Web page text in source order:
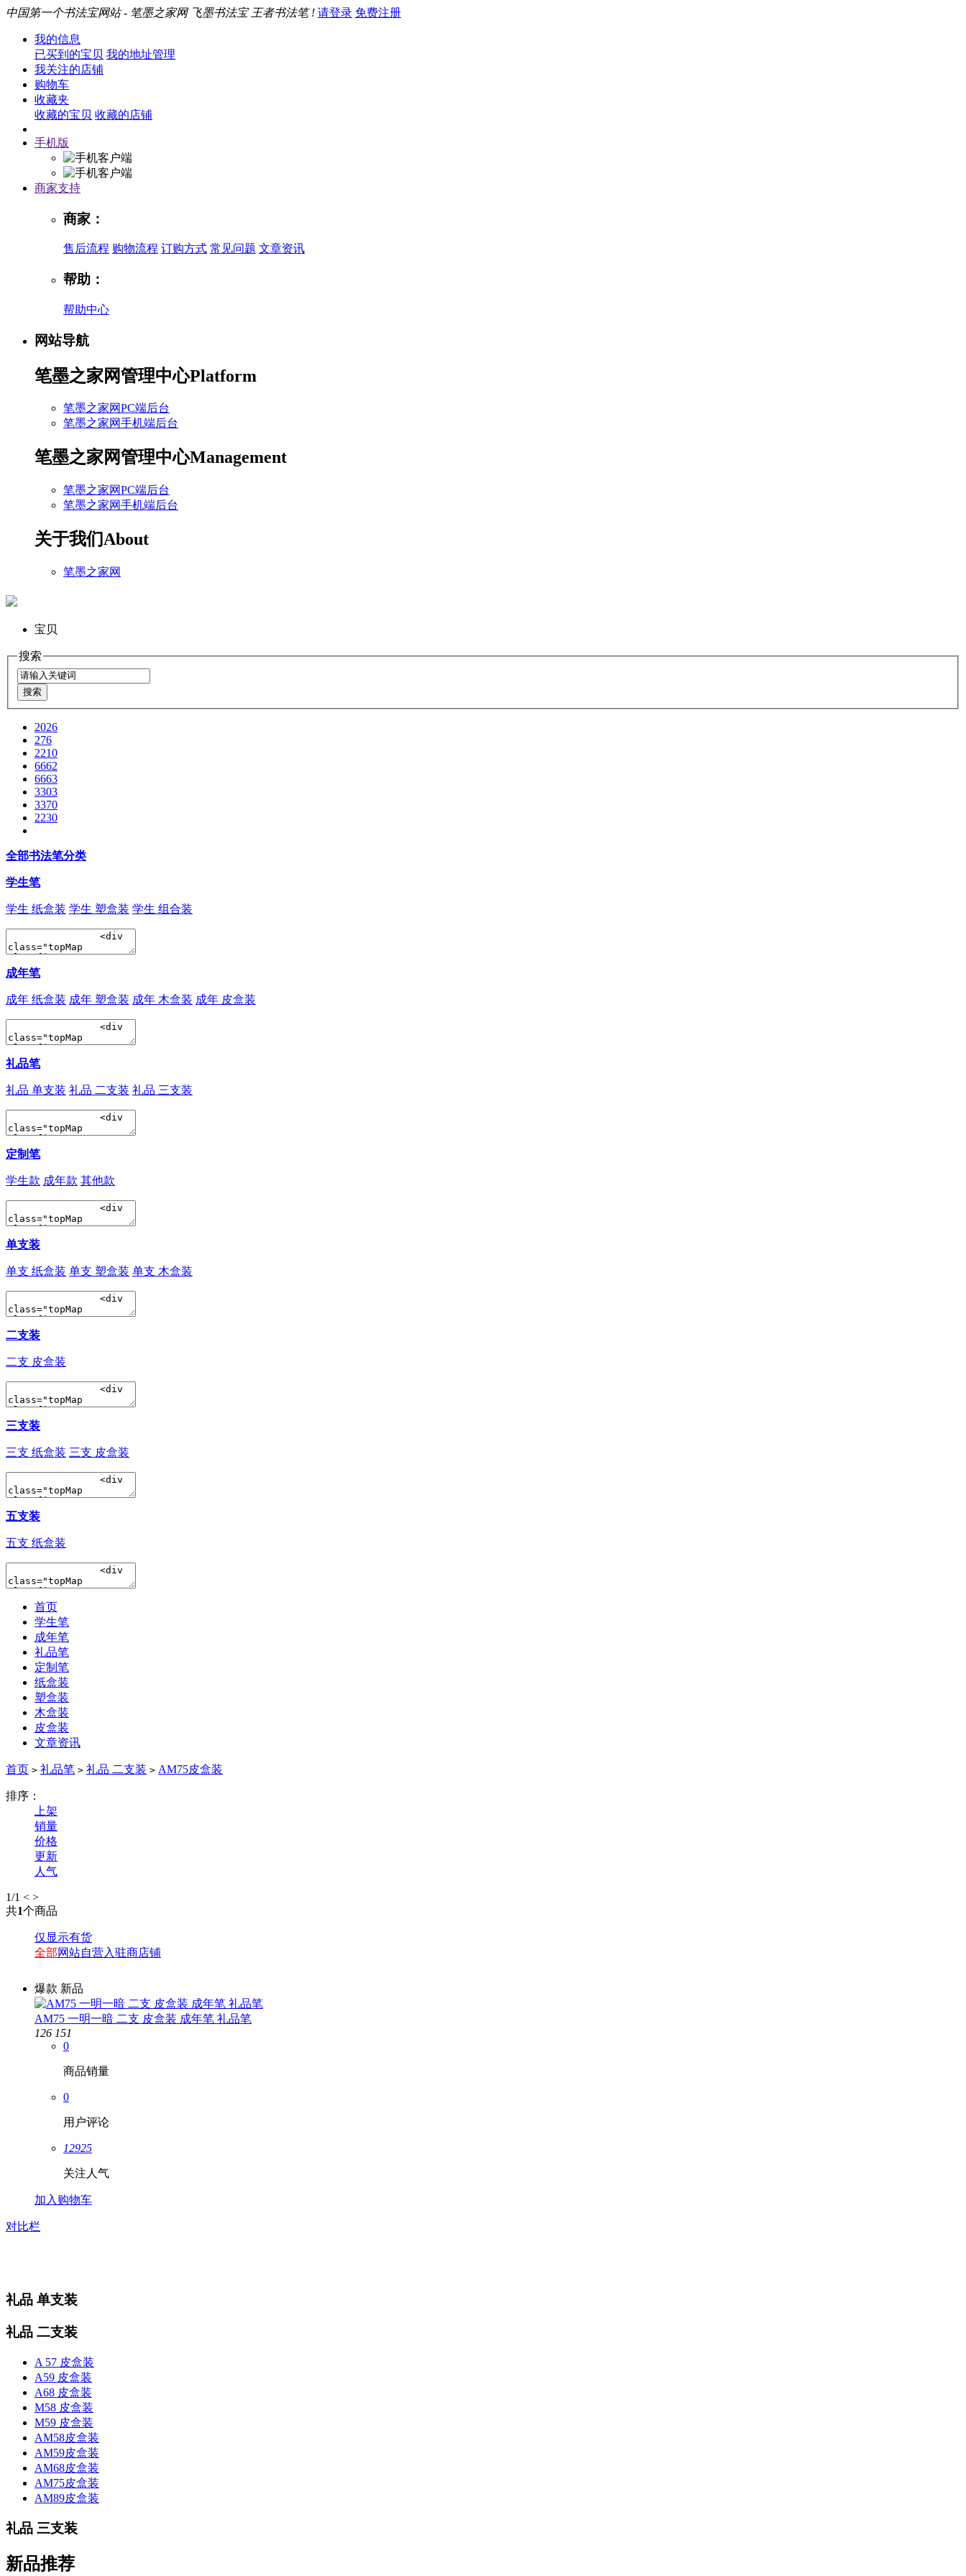
中国第一个书法宝网站 - 笔墨之家网 飞墨书法宝 王者书法笔 ! 请登录 免费注册
我的信息
已买到的宝贝 我的地址管理
我关注的店铺
购物车
收藏夹
收藏的宝贝 收藏的店铺
手机版
商家支持
商家：
售后流程 购物流程 订购方式 常见问题 文章资讯
帮助：
帮助中心
网站导航
笔墨之家网管理中心Platform
笔墨之家网PC端后台
笔墨之家网手机端后台
笔墨之家网管理中心Management
笔墨之家网PC端后台
笔墨之家网手机端后台
关于我们About
笔墨之家网
宝贝
搜索
2026
276
2210
6662
6663
3303
3370
2230
全部书法笔分类
学生笔
学生 纸盒装 学生 塑盒装 学生 组合装
成年笔
成年 纸盒装 成年 塑盒装 成年 木盒装 成年 皮盒装
礼品笔
礼品 单支装 礼品 二支装 礼品 三支装
定制笔
学生款 成年款 其他款
单支装
单支 纸盒装 单支 塑盒装 单支 木盒装
二支装
二支 皮盒装
三支装
三支 纸盒装 三支 皮盒装
五支装
五支 纸盒装
首页
学生笔
成年笔
礼品笔
定制笔
纸盒装
塑盒装
木盒装
皮盒装
文章资讯
首页 > 礼品笔 > 礼品 二支装 > AM75皮盒装
排序：
上架
销量
价格
更新
人气
1/1 < >
共1个商品
仅显示有货
全部网站自营入驻商店铺
爆款 新品
AM75 一明一暗 二支 皮盒装 成年笔 礼品笔
126 151
0
商品销量
0
用户评论
12925
关注人气
加入购物车
对比栏
礼品 单支装
礼品 二支装
A 57 皮盒装
A59 皮盒装
A68 皮盒装
M58 皮盒装
M59 皮盒装
AM58皮盒装
AM59皮盒装
AM68皮盒装
AM75皮盒装
AM89皮盒装
礼品 三支装
新品推荐